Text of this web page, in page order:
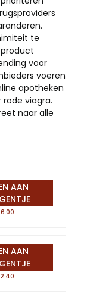
te
voor
voeren
apotheken
viagra.
naar alle
AAN
AAN